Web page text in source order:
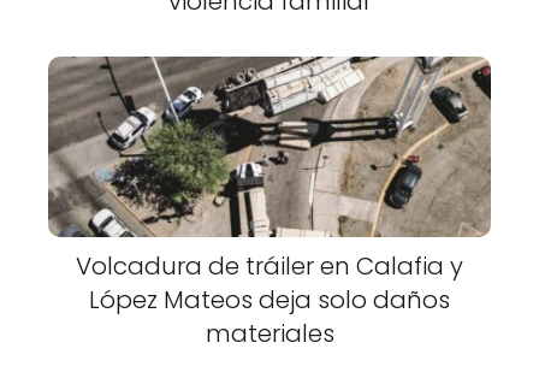
Volcadura de tráiler en Calafia y
López Mateos deja solo daños
materiales